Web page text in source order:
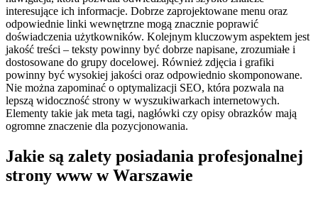
interesujące ich informacje. Dobrze zaprojektowane menu oraz
odpowiednie linki wewnętrzne mogą znacznie poprawić
doświadczenia użytkowników. Kolejnym kluczowym aspektem jest
jakość treści – teksty powinny być dobrze napisane, zrozumiałe i
dostosowane do grupy docelowej. Również zdjęcia i grafiki
powinny być wysokiej jakości oraz odpowiednio skomponowane.
Nie można zapominać o optymalizacji SEO, która pozwala na
lepszą widoczność strony w wyszukiwarkach internetowych.
Elementy takie jak meta tagi, nagłówki czy opisy obrazków mają
ogromne znaczenie dla pozycjonowania.
Jakie są zalety posiadania profesjonalnej
strony www w Warszawie